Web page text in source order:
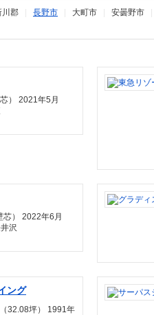
川郡 長野市 大町市 安曇野市
芯） 2021年5月
芯） 2022年6月
沢
ング
（32.08坪） 1991年